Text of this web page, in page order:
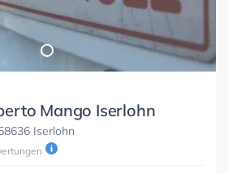
Mango Iserlohn
Iserlohn